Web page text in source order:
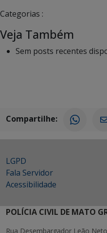
Categorias :
Veja Também
Sem posts recentes
Compartilhe:
LGPD
Fala Servidor
Acessibilidade
POLÍCIA CIVIL DE MATO
Rua Desembargador Leão